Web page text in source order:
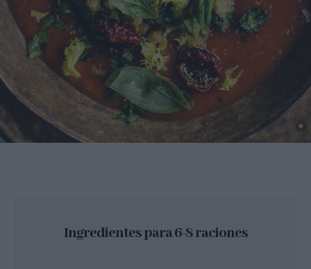
Ingredientes para 6-8 raciones